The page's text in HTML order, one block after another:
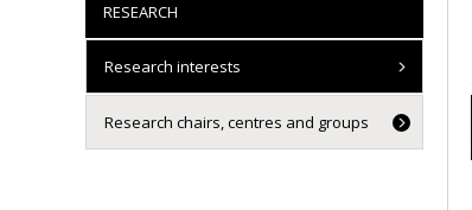
RESEARCH
Research interests
Research chairs, centres and groups